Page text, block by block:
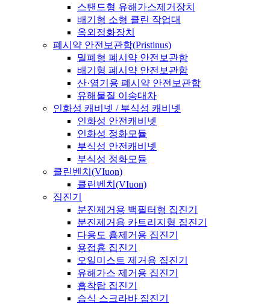
스탠드형 유해가스제거장치
배기형 소형 클린 작업대
옥외정화장치
폐시약 안전보관함(Pristinus)
밀폐형 폐시약 안전보관함
배기형 폐시약 안전보관함
산·염기용 폐시약 안전보관함
유해물질 이송대차
인화성 캐비넷 / 부식성 캐비넷
인화성 안전캐비넷
인화성 정화모듈
부식성 안전캐비넷
부식성 정화모듈
클린벤치(VIuon)
클린벤치(VIuon)
집진기
분진제거용 백필터형 집진기
분진제거용 카트리지형 집진기
다용도 흄제거용 집진기
용접흄 집진기
오일미스트 제거용 집진기
유해가스 제거용 집진기
흡착탑 집진기
습식 스크라바 집진기